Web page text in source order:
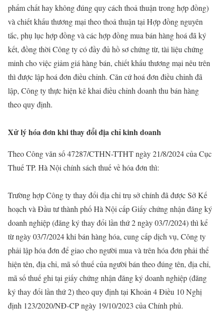
phẩm chất hay không đúng quy cách thoả thuận trong hợp đồng)
và chiết khấu thương mại theo thoả thuận tại Hợp đồng nguyên
tắc, phụ lục hợp đồng và các hợp đồng mua bán hàng hoá đã ký
kết, đồng thời Công ty có đầy đủ hồ sơ chứng từ, tài liệu chứng
minh cho việc giảm giá hàng bán, chiết khấu thương mại nêu trên
thì được lập hoá đơn điều chỉnh. Căn cứ hoá đơn điều chỉnh đã
lập, Công ty thực hiện kê khai điều chỉnh doanh thu bán hàng
theo quy định.
Xử lý hóa đơn khi thay đổi địa chỉ kinh doanh
Theo Công văn số 47287/CTHN-TTHT ngày 21/8/2024 của Cục
Thuế TP. Hà Nội chính sách thuế về hóa đơn thì:
Trường hợp Công ty thay đổi địa chỉ trụ sở chính đã được Sở Kế
hoạch và Đầu tư thành phố Hà Nội cấp Giấy chứng nhận đăng ký
doanh nghiệp (đăng ký thay đổi lần thứ 2 ngày 03/7/2024) thì kể
từ ngày 03/7/2024 khi bán hàng hóa, cung cấp dịch vụ, Công ty
phải lập hóa đơn để giao cho người mua và trên hóa đơn phải thể
hiện tên, địa chỉ, mã số thuế của người bán theo đúng tên, địa chỉ,
mã số thuế ghi tại giấy chứng nhận đăng ký doanh nghiệp (đăng
ký thay đổi lần thứ 2) theo quy định tại Khoản 4 Điều 10 Nghị
định 123/2020/NĐ-CP ngày 19/10/2023 của Chính phủ.